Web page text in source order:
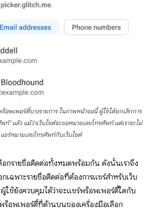
ร็อพเพอร์ตี้บางรายการ ในภาพหน้าจอนี้ ผู้ใช้ได้ยกเลิกการ
ท์" แล้ว แม้ว่าเว็บไซต์จะขอหมายเลขโทรศัพท์ แต่เราจะไม่
แชร์หมายเลขโทรศัพท์กับเว็บไซต์
อกรายชื่อติดต่อทั้งหมดพร้อมกัน ดังนั้นเราจึง
เฉพาะรายชื่อติดต่อที่ต้องการแชร์สำหรับเว็บ
ช้ยังควบคุมได้ว่าจะแชร์พร็อพเพอร์ตี้ใดกับ
ร็อพเพอร์ตี้ที่ด้านบนของเครื่องมือเลือก